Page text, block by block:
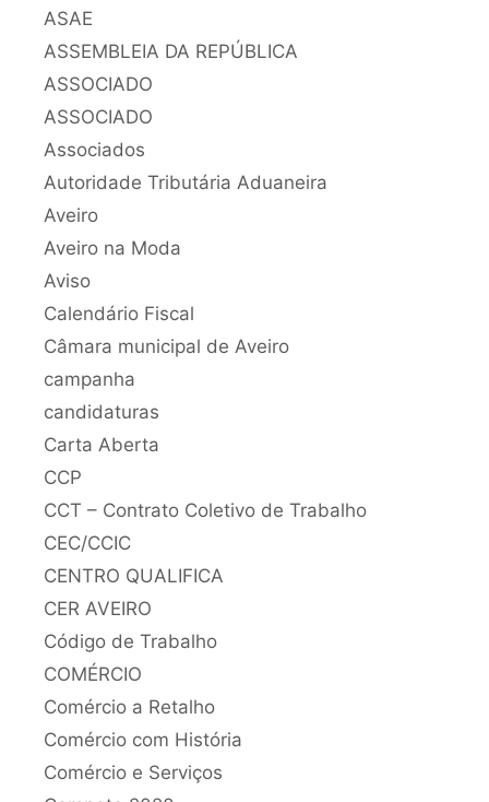
ASAE
ASSEMBLEIA DA REPÚBLICA
ASSOCIADO
ASSOCIADO
Associados
Autoridade Tributária Aduaneira
Aveiro
Aveiro na Moda
Aviso
Calendário Fiscal
Câmara municipal de Aveiro
campanha
candidaturas
Carta Aberta
CCP
CCT – Contrato Coletivo de Trabalho
CEC/CCIC
CENTRO QUALIFICA
CER AVEIRO
Código de Trabalho
COMÉRCIO
Comércio a Retalho
Comércio com História
Comércio e Serviços